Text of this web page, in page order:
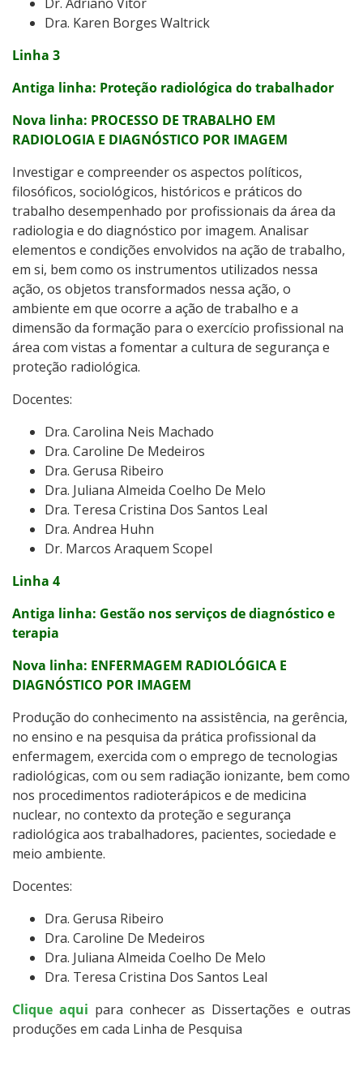
Dra. Karen Borges Waltrick
Linha 3
Antiga linha: Proteção radiológica do trabalhador
Nova linha: PROCESSO DE TRABALHO EM
RADIOLOGIA E DIAGNÓSTICO POR IMAGEM
Investigar e compreender os aspectos políticos,
filosóficos, sociológicos, históricos e práticos do
trabalho desempenhado por profissionais da área da
radiologia e do diagnóstico por imagem. Analisar
elementos e condições envolvidos na ação de trabalho,
em si, bem como os instrumentos utilizados nessa
ação, os objetos transformados nessa ação, o
ambiente em que ocorre a ação de trabalho e a
dimensão da formação para o exercício profissional na
área com vistas a fomentar a cultura de segurança e
proteção radiológica.
Docentes:
Dra. Carolina Neis Machado
Dra. Caroline De Medeiros
Dra. Gerusa Ribeiro
Dra. Juliana Almeida Coelho De Melo
Dra. Teresa Cristina Dos Santos Leal
Dra. Andrea Huhn
Dr. Marcos Araquem Scopel
Linha 4
Antiga linha: Gestão nos serviços de diagnóstico e
terapia
Nova linha: ENFERMAGEM RADIOLÓGICA E
DIAGNÓSTICO POR IMAGEM
Produção do conhecimento na assistência, na gerência,
no ensino e na pesquisa da prática profissional da
enfermagem, exercida com o emprego de tecnologias
radiológicas, com ou sem radiação ionizante, bem como
nos procedimentos radioterápicos e de medicina
nuclear, no contexto da proteção e segurança
radiológica aos trabalhadores, pacientes, sociedade e
meio ambiente.
Docentes:
Dra. Gerusa Ribeiro
Dra. Caroline De Medeiros
Dra. Juliana Almeida Coelho De Melo
Dra. Teresa Cristina Dos Santos Leal
Clique aqui para conhecer as Dissertações e outras
produções em cada Linha de Pesquisa